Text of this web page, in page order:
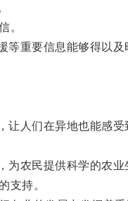
。
重要信息能够得以及
人们在异地也能感受
农民提供科学的农业
支持。